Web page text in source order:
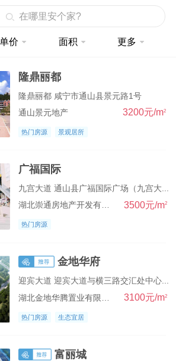
在哪里安个家?
单价 面积 更多
其它区域
凤梓皇城附近
隆鼎丽都
吴田泰和园
九宫山
塘下六叶商城
井湾村附近
北门岭
县政府附近
马槽桥商圈
迎宾大道
西站商圈
隆鼎丽都
隆鼎丽都 咸宁市通山县景元路1号
通山景元地产
3200元/m2
热门房源 景观居所
广福国际
九宫大道 通山县广福国际广场（九宫大...
湖北崇通房地产开发有限公司
3500元/m2
热门房源
金地华府
迎宾大道 迎宾大道与横三路交汇处中心...
3100元/m2
热门房源 生态宜居
富丽城